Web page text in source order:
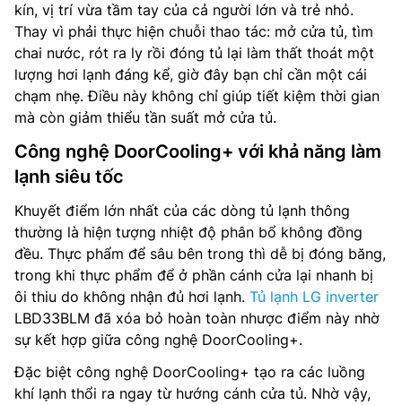
kín, vị trí vừa tầm tay của cả người lớn và trẻ nhỏ.
Thay vì phải thực hiện chuỗi thao tác: mở cửa tủ, tìm
chai nước, rót ra ly rồi đóng tủ lại làm thất thoát một
lượng hơi lạnh đáng kể, giờ đây bạn chỉ cần một cái
chạm nhẹ. Điều này không chỉ giúp tiết kiệm thời gian
mà còn giảm thiểu tần suất mở cửa tủ.
Công nghệ DoorCooling+ với khả năng làm
lạnh siêu tốc
Khuyết điểm lớn nhất của các dòng tủ lạnh thông
thường là hiện tượng nhiệt độ phân bổ không đồng
đều. Thực phẩm để sâu bên trong thì dễ bị đóng băng,
trong khi thực phẩm để ở phần cánh cửa lại nhanh bị
ôi thiu do không nhận đủ hơi lạnh. Tủ lạnh LG inverter
LBD33BLM đã xóa bỏ hoàn toàn nhược điểm này nhờ
sự kết hợp giữa công nghệ DoorCooling+.
Đặc biệt công nghệ DoorCooling+ tạo ra các luồng
khí lạnh thổi ra ngay từ hướng cánh cửa tủ. Nhờ vậy,